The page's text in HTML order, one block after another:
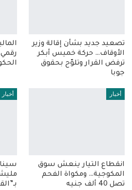
تصعيد جديد بشأن إقالة وزير
الأوقاف… حركة خميس أبكر
ترفض القرار وتلوّح بحقوق
جوبا
أخبار
انقطاع التيار ينعش سوق
المكوجية… ومكواة الفحم
تصل 40 ألف جنيه
أخبار